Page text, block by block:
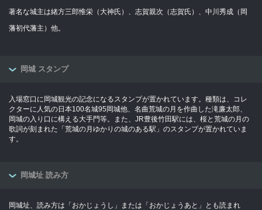
著名な城主は緒方三郎惟栄（大神氏）、志賀親次（志賀氏）、中川秀成（岡
藩初代藩主）他。
岡城 スタンプ
入場窓口に岡城観光の記念になるスタンプが置かれています。種類は、コレ
クターに人気の日本100名城95岡城他、名曲荒城の月を作曲した滝廉太郎、
岡城の入り口に構える大手門等。また、JR豊後竹田駅には、桜と荒城の月の
歌詞が刻まれた「荒城の月ゆかりの城のある駅」のスタンプが置かれていま
す。
岡城址 読み方
岡城址、読み方は「おかじょうし」または「おかじょうあと」とも読まれ